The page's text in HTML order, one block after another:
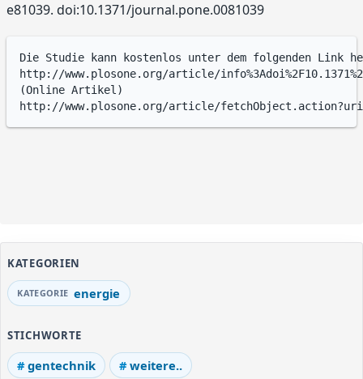
e81039. doi:10.1371/journal.pone.0081039
Die Studie kann kostenlos unter dem folgenden Link
http://www.plosone.org/article/
(Online Artikel)
KATEGORIEN
energie
STICHWORTE
gentechnik weitere..